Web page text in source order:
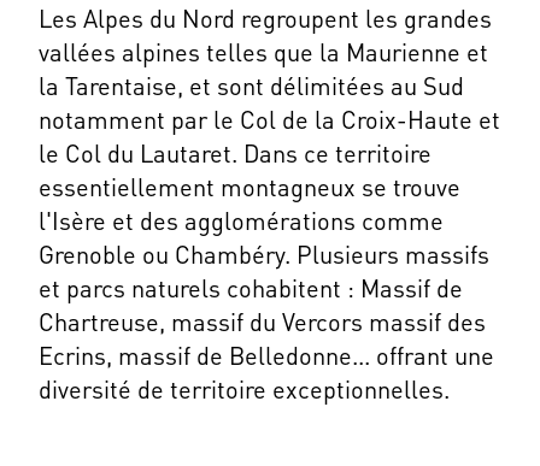
Les Alpes du Nord regroupent les grandes
vallées alpines telles que la Maurienne et
la Tarentaise, et sont délimitées au Sud
notamment par le Col de la Croix-Haute et
le Col du Lautaret. Dans ce territoire
essentiellement montagneux se trouve
l'Isère et des agglomérations comme
Grenoble ou Chambéry. Plusieurs massifs
et parcs naturels cohabitent : Massif de
Chartreuse, massif du Vercors massif des
Ecrins, massif de Belledonne... offrant une
diversité de territoire exceptionnelles.